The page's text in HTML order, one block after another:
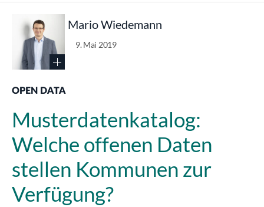
Mario Wiedemann
9. Mai 2019
OPEN DATA
Musterdatenkatalog:
Welche offenen Daten
stellen Kommunen zur
Verfügung?